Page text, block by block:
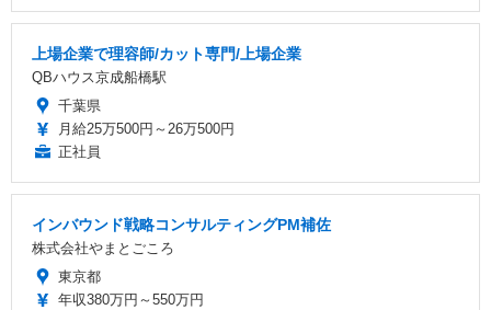
上場企業で理容師/カット専門/上場企業
QBハウス京成船橋駅
千葉県
月給25万500円～26万500円
正社員
インバウンド戦略コンサルティングPM補佐
株式会社やまとごころ
東京都
年収380万円～550万円